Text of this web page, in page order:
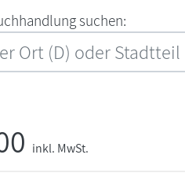
‍s‍u‍c‍h‍e‍n‍:‍
inkl. MwSt.